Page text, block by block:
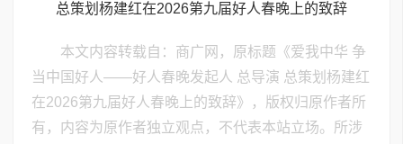
总策划杨建红在2026第九届好人春晚上的致辞
本文内容转载自：商广网，原标题《爱我中华 争
当中国好人——好人春晚发起人 总导演 总策划杨建红
在2026第九届好人春晚上的致辞》，版权归原作者所
有，内容为原作者独立观点，不代表本站立场。所涉